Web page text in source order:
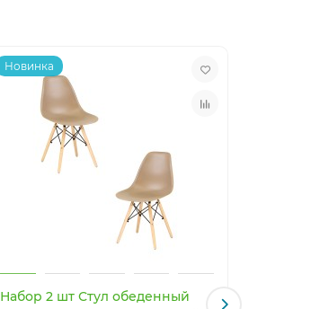
Новинка
Набор 2 шт Стул обеденный